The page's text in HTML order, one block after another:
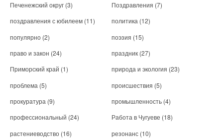
Печенежский округ (3) Поздравления (7)
поздравления с юбилеем (11) политика (12)
популярно (2) поэзия (15)
право и закон (24) праздник (27)
Приморский край (1) природа и экология (23)
проблема (5) происшествия (5)
прокуратура (9) промышленность (4)
профессиональный (24) Работа в Чугуеве (18)
растениеводство (16) резонанс (10)